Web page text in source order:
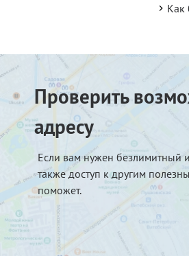
Как
Проверить
адресу
Если вам нужен безлимитный
также доступ к другим
поможет.